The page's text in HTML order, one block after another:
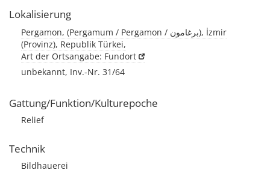
Lokalisierung
Pergamon, (Pergamum / Pergamon / برغامون), İzmir
(Provinz), Republik Türkei,
Art der Ortsangabe: Fundort
unbekannt, Inv.-Nr. 31/64
Gattung/Funktion/Kulturepoche
Relief
Technik
Bildhauerei